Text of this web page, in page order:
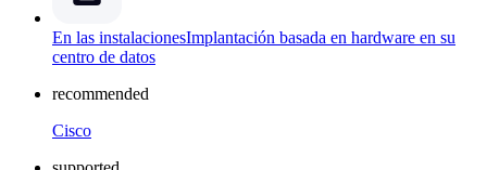
En las instalacionesImplantación basada en hardware en su
centro de datos
recommended
Cisco